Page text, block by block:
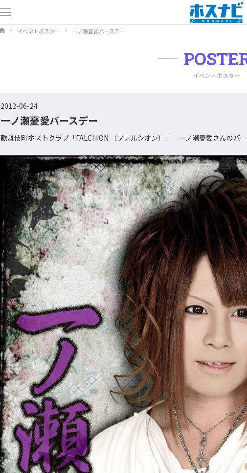
イベントポスター 一ノ瀬憂愛バースデー
イベントポスター
2012-06-24
一ノ瀬憂愛バースデー
歌舞伎町ホストクラブ「FALCHION （ファルシオン）」 一ノ瀬憂愛さんのバ